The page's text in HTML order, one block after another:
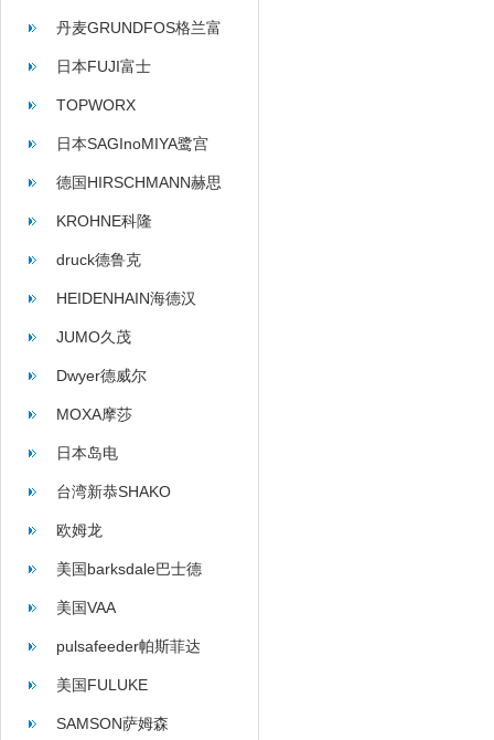
丹麦GRUNDFOS格兰富
日本FUJI富士
TOPWORX
日本SAGInoMIYA鹭宫
德国HIRSCHMANN赫思
曼
KROHNE科隆
druck德鲁克
HEIDENHAIN海德汉
JUMO久茂
Dwyer德威尔
MOXA摩莎
日本岛电
台湾新恭SHAKO
欧姆龙
美国barksdale巴士德
美国VAA
pulsafeeder帕斯菲达
美国FULUKE
SAMSON萨姆森